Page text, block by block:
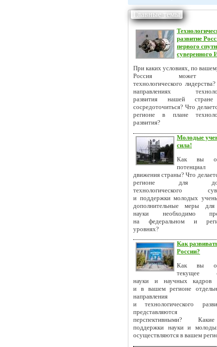
Главные темы
развитие
первого
суверенного
При каких условиях, по
Россия может
технологического
направлениях
развития нашей стране
сосредоточиться? Что
регионе в плане
развития?
Молодые
сила!
Как вы
потенциал
движения страны? Что
регионе для
технологического
и поддержки молодых
дополнительные меры для
науки необходимо
на федеральном и
уровнях?
Как
России?
Как вы
текущее
науки и научных кадров
и в вашем регионе
направления
и технологического
представляются
перспективными?
поддержки науки и
осуществляются в вашем